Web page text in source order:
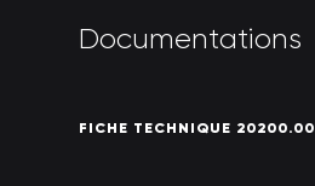
Documentations
FICHE TECHNIQUE 20200.00